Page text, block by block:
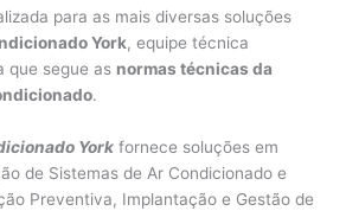
para as mais diversas soluções
York, equipe técnica
que segue as normas técnicas da
.
York fornece soluções em
de Sistemas de Ar Condicionado e
Preventiva, Implantação e Gestão de